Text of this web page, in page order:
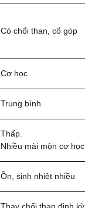
Có chổi than, cổ góp
Cơ học
Trung bình
Thấp.
Nhiều mài mòn cơ học
Ồn, sinh nhiệt nhiều
Thay chổi than định kỳ